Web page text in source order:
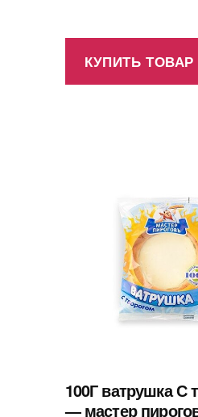
КУПИТЬ ТОВАР
100Г ватрушка С
— мастер